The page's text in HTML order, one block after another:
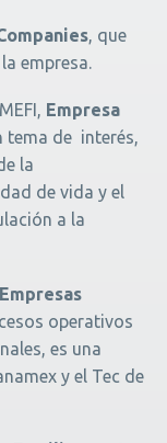
, que
empresa.
Empresa
tema de interés,
la
de vida y el
a la
operativos
es una
y el Tec de